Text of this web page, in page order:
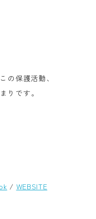
の保護活動、
りです。
/ WEBSITE